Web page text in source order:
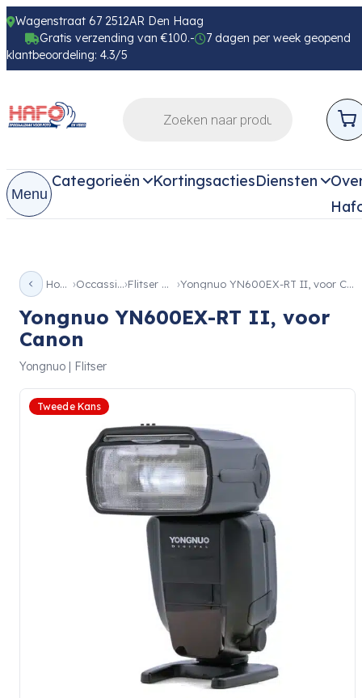
Wagenstraat 67 2512AR Den Haag
Gratis verzending van €100.-
7 dagen per week geopend
klantbeoordeling: 4.3/5
Menu
Categorieën KortingsactiesDiensten
Home Occassion Flitser Occ Yongnuo YN600EX-RT II, voor Canon
Yongnuo YN600EX-RT II, voor
Canon
Yongnuo | Flitser
Tweede Kans